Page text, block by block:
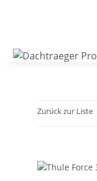
Zurück zur Liste